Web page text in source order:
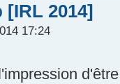
[IRL 2014]
17:24